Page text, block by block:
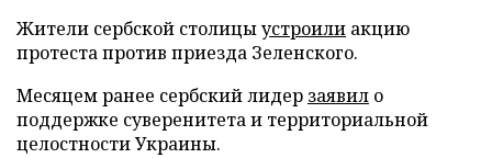
Жители сербской столицыустроили акцию
протеста против приезда Зеленского.
Месяцем ранее сербский лидер заявил о
поддержке суверенитета и территориальной
целостности Украины.